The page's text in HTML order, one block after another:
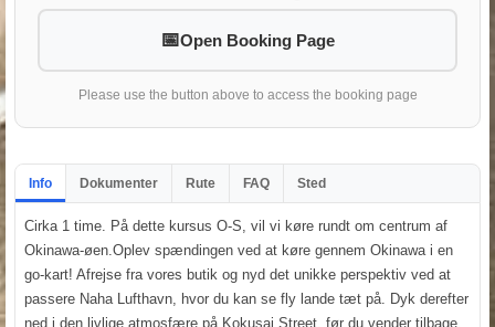
Open Booking Page
Please use the button above to access the booking page
Info Dokumenter Rute FAQ Sted
Cirka 1 time. På dette kursus O-S, vil vi køre rundt om centrum af
Okinawa-øen.Oplev spændingen ved at køre gennem Okinawa i en
go-kart! Afrejse fra vores butik og nyd det unikke perspektiv ved at
passere Naha Lufthavn, hvor du kan se fly lande tæt på. Dyk derefter
ned i den livlige atmosfære på Kokusai Street, før du vender tilbage.